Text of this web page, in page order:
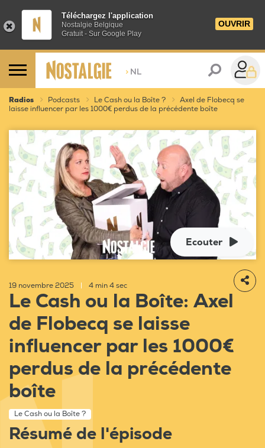
Téléchargez l'application
Nostalgie Belgique
Gratuit - Sur Google Play
OUVRIR
> NL
Radios Podcasts Le Cash ou la Boîte ?
Axel de Flobecq se
laisse influencer par les 1000€ perdus de la précédente boîte
Ecouter
19 novembre 2025 4 min 4 sec
Le Cash ou la Boîte: Axel
de Flobecq se laisse
influencer par les 1000€
perdus de la précédente
boîte
Le Cash ou la Boîte ?
Résumé de l'épisode